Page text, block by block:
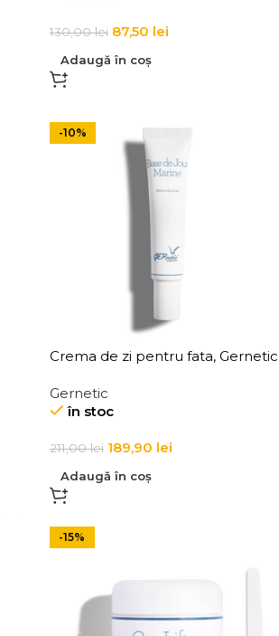
130,00lei 87,50 lei
Adaugă în coș
-10%
Crema de zi pentru fata, Gernetic
Gernetic
în stoc
211,00lei 189,90 lei
Adaugă în coș
-15%